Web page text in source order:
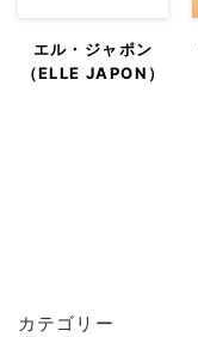
エル・ジャポン
（ELLE JAPON）
カテゴリー